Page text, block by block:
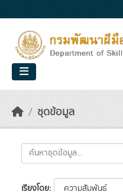
ชุดข้อมูล
เรียงโดย